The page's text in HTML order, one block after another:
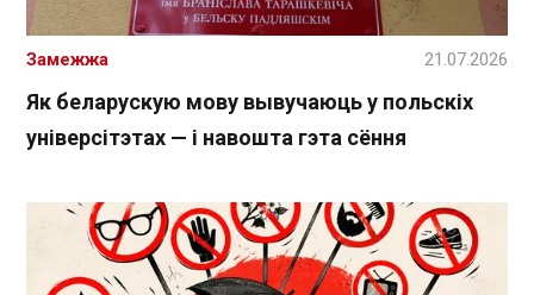
Як беларускую мову вывучаюць у польскіх
універсітэтах — і навошта гэта сёння
Замежжа 21.07.2026